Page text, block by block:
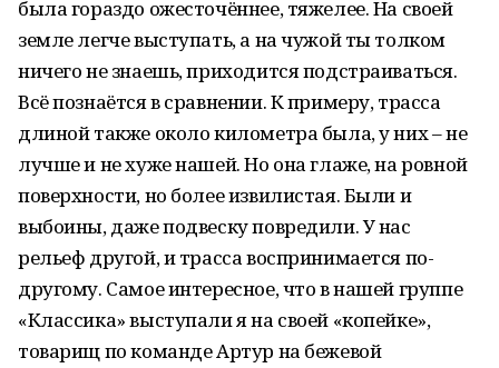
была гораздо ожесточённее, тяжелее. На своей
земле легче выступать, а на чужой ты толком
ничего не знаешь, приходится подстраиваться.
Всё познаётся в сравнении. К примеру, трасса
длиной также около километра была, у них – не
лучше и не хуже нашей. Но она глаже, на ровной
поверхности, но более извилистая. Были и
выбоины, даже подвеску повредили. У нас
рельеф другой, и трасса воспринимается по-
другому. Самое интересное, что в нашей группе
«Классика» выступали я на своей «копейке»,
товарищ по команде Артур на бежевой